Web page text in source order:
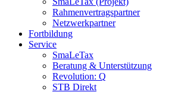
Rahmenvertragspartner
Netzwerkpartner
Fortbildung
Service
SmaLeTax
Beratung & Unterstützung
Revolution: Q
STB Direkt